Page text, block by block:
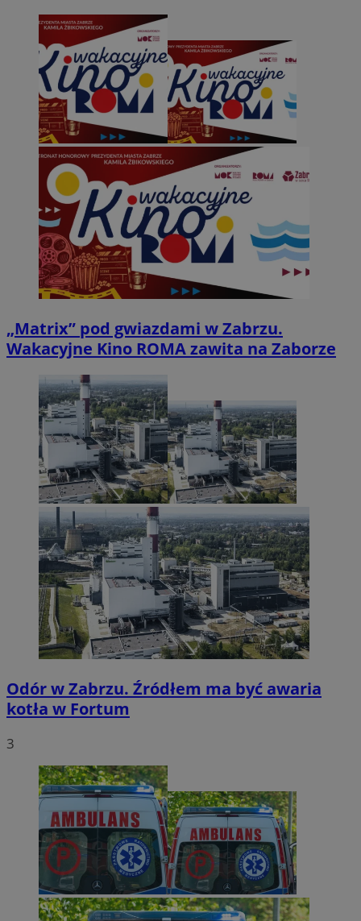
„Matrix” pod gwiazdami w Zabrzu.
Wakacyjne Kino ROMA zawita na Zaborze
Odór w Zabrzu. Źródłem ma być awaria
kotła w Fortum
3